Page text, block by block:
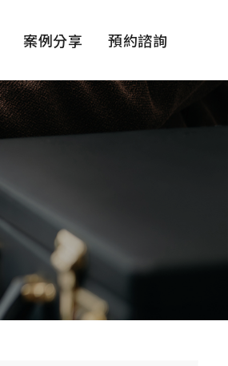
案例分享 預約諮詢